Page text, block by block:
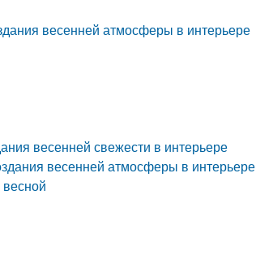
весенней атмосферы в интерьере
весенней свежести в интерьере
весенней атмосферы в интерьере